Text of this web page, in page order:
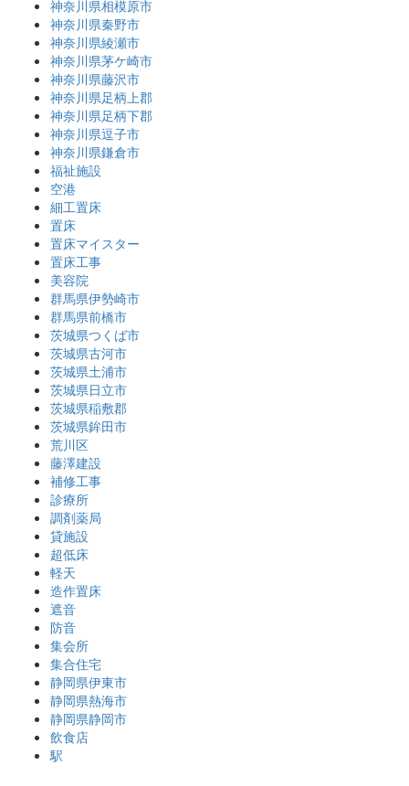
神奈川県相模原市
神奈川県秦野市
神奈川県綾瀬市
神奈川県茅ケ崎市
神奈川県藤沢市
神奈川県足柄上郡
神奈川県足柄下郡
神奈川県逗子市
神奈川県鎌倉市
福祉施設
空港
細工置床
置床
置床マイスター
置床工事
美容院
群馬県伊勢崎市
群馬県前橋市
茨城県つくば市
茨城県古河市
茨城県土浦市
茨城県日立市
茨城県稲敷郡
茨城県鉾田市
荒川区
藤澤建設
補修工事
診療所
調剤薬局
貸施設
超低床
軽天
造作置床
遮音
防音
集会所
集合住宅
静岡県伊東市
静岡県熱海市
静岡県静岡市
飲食店
駅